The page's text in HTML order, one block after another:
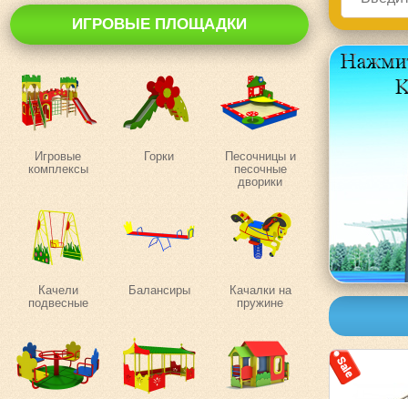
ИГРОВЫЕ ПЛОЩАДКИ
Игровые
комплексы
Горки
Песочницы и
песочные
дворики
Качели
подвесные
Балансиры
Качалки на
пружине